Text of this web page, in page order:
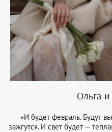
Ольга
«И будет февраль. Будут
зажгутся. И свет будет —